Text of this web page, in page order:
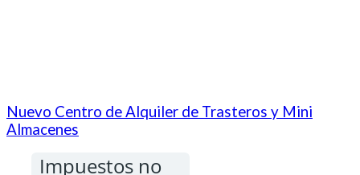
Nuevo Centro de Alquiler de Trasteros y Mini
Almacenes
Impuestos no